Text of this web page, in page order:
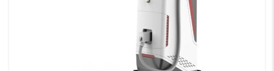
میز کار دستگاه های مشابه در صورت قرار دادن قطعه کار با وزن بالا در
صورتی که دستگاه های شرکت الماس صنعت قابلیت تحمل قطعه کار تا
میز کار منحصر به فرد : ساخت میز کار به وسیله مفتول های فلزی چند